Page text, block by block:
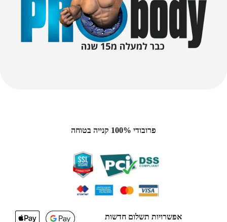
פרובודי 100% קנייה בטוחה
אפשרויות תשלום חדשות